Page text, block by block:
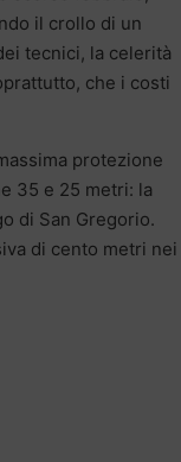
il crollo di un
tecnici, la celerità
che i costi
protezione
35 e 25 metri: la
di San Gregorio.
di cento metri nei